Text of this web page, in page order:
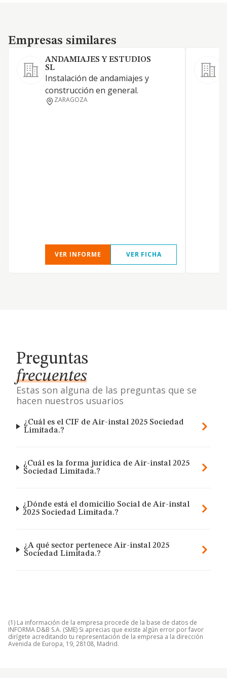
Empresas similares
Empresas similares
ANDAMIAJES Y ESTUDIOS
SL
Instalación de andamiajes y
construcción en general.
ZARAGOZA
VER INFORME VER FICHA
Preguntas
frecuentes
Estas son alguna de las preguntas que se
hacen nuestros usuarios
¿Cuál es el CIF de Air-instal 2025 Sociedad
Limitada.?
¿Cuál es la forma jurídica de Air-instal 2025
Sociedad Limitada.?
¿Dónde está el domicilio Social de Air-instal
2025 Sociedad Limitada.?
¿A qué sector pertenece Air-instal 2025
Sociedad Limitada.?
(1) La información de la empresa procede de la base de datos de
INFORMA D&B S.A. (SME) Si aprecias que existe algún error por favor
dirígete acreditando tu representación de la empresa a la dirección
Avenida de Europa, 19, 28108, Madrid.